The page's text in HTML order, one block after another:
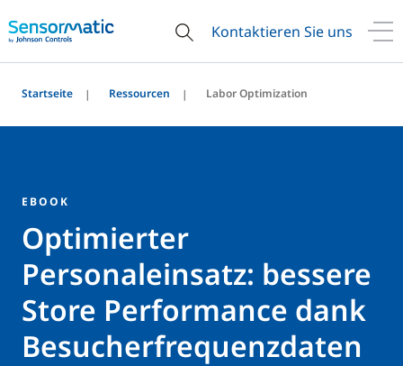
Kontaktieren Sie uns
Startseite Ressourcen Labor Optimization
EBOOK
Optimierter
Personaleinsatz: bessere
Store Performance dank
Besucherfrequenzdaten